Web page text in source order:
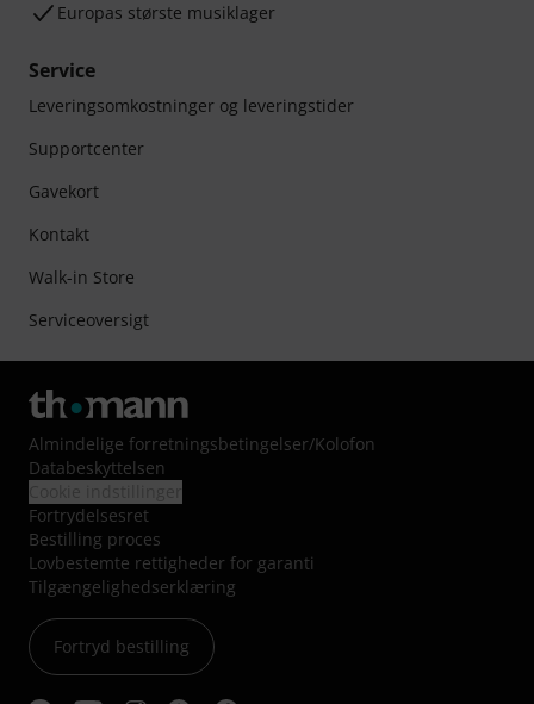
Europas største musiklager
Service
Leveringsomkostninger og leveringstider
Supportcenter
Gavekort
Kontakt
Walk-in Store
Serviceoversigt
Almindelige forretningsbetingelser/Kolofon
Databeskyttelsen
Fortrydelsesret
Bestilling proces
Lovbestemte rettigheder for garanti
Tilgængelighedserklæring
Fortryd bestilling